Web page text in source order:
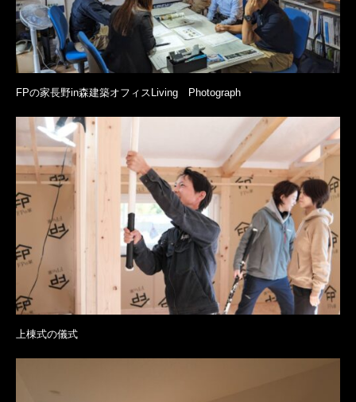
FPの家長野in森建築オフィスLiving Photograph
上棟式の儀式